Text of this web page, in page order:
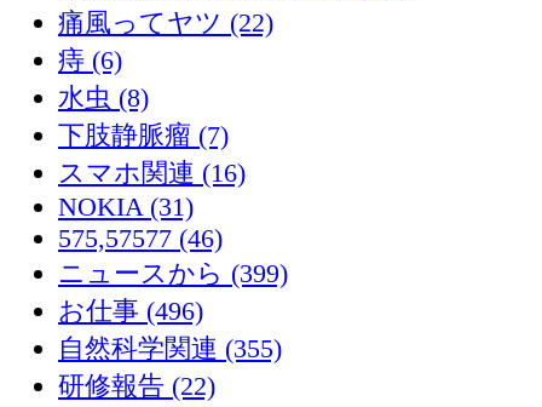
痛風ってヤツ (22)
痔 (6)
水虫 (8)
下肢静脈瘤 (7)
スマホ関連 (16)
NOKIA (31)
575,57577 (46)
ニュースから (399)
お仕事 (496)
自然科学関連 (355)
研修報告 (22)